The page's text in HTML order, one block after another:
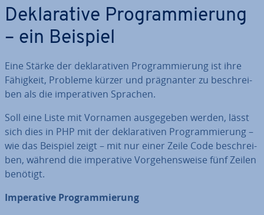
De­kla­ra­ti­ve Pro­gram­mie­rung
– ein Beispiel
Eine Stärke der de­kla­ra­ti­ven Pro­gram­mie­rung ist ihre
Fähigkeit, Probleme kürzer und prä­gnan­ter zu be­schrei­
ben als die im­pe­ra­ti­ven Sprachen.
Soll eine Liste mit Vornamen aus­ge­ge­ben werden, lässt
sich dies in PHP mit der de­kla­ra­ti­ven Pro­gram­mie­rung –
wie das Beispiel zeigt – mit nur einer Zeile Code be­schrei­
ben, während die im­pe­ra­ti­ve Vor­ge­hens­wei­se fünf Zeilen
benötigt.
Im­pe­ra­ti­ve Pro­gram­mie­rung